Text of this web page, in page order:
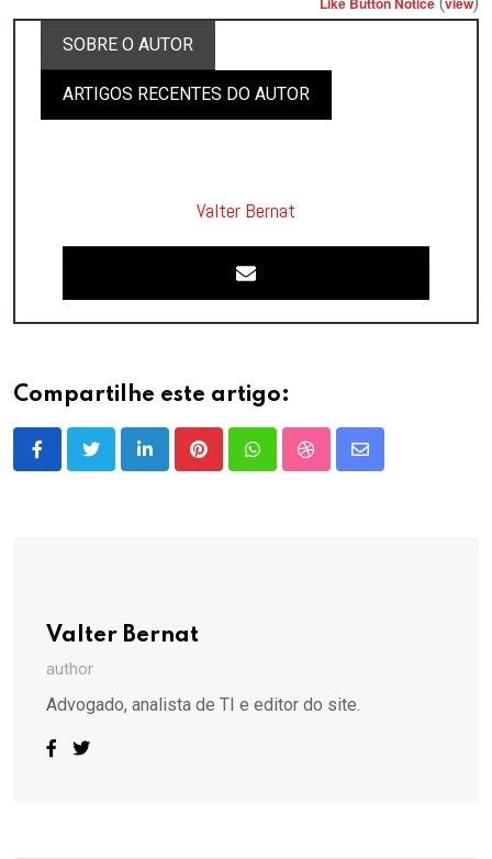
SOBRE O AUTOR
ARTIGOS RECENTES DO AUTOR
Valter Bernat
Compartilhe este artigo:
LinkedInPinterestWhatsappStumbleUpon
Share
Valter Bernat
author
Advogado, analista de TI e editor do site.